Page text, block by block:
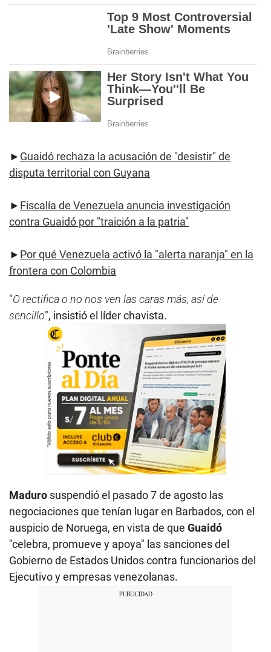
► Guaidó rechaza la acusación de "desistir" de
disputa territorial con Guyana
► Fiscalía de Venezuela anuncia investigación
contra Guaidó por "traición a la patria"
► Por qué Venezuela activó la "alerta naranja" en la
frontera con Colombia
"O rectifica o no nos ven las caras más, así de
sencillo", insistió el líder chavista.
Maduro suspendió el pasado 7 de agosto las
negociaciones que tenían lugar en Barbados, con el
auspicio de Noruega, en vista de que Guaidó
"celebra, promueve y apoya" las sanciones del
Gobierno de Estados Unidos contra funcionarios del
Ejecutivo y empresas venezolanas.